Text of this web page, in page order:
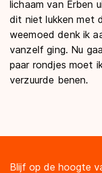
lichaam van Erben
dit niet lukken met
weemoed denk ik
vanzelf ging. Nu
paar rondjes moet
verzuurde benen.
Blijf op de hoogte